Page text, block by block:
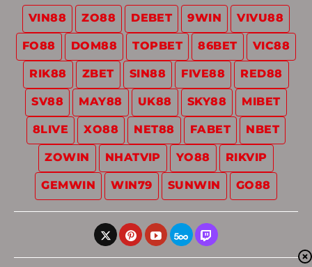
VIN88 ZO88 DEBET 9WIN VIVU88
FO88 DOM88 TOPBET 86BET VIC88
RIK88 ZBET SIN88 FIVE88 RED88
SV88 MAY88 UK88 SKY88 MIBET
8LIVE XO88 NET88 FABET NBET
ZOWIN NHATVIP YO88 RIKVIP
GEMWIN WIN79 SUNWIN GO88